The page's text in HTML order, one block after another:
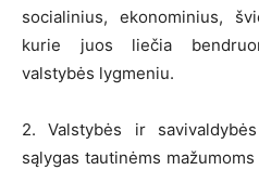
socialinius, ekonominius,
kurie juos liečia
valstybės lygmeniu.
2. Valstybės ir
sąlygas tautinėms